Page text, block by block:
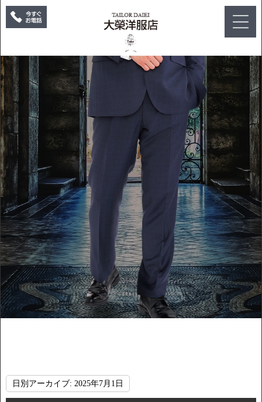
日別アーカイブ: 2025年7月1日